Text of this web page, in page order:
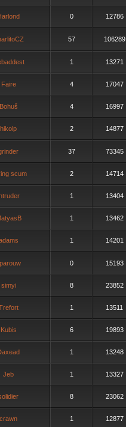
0 12786
57 106289
1 13271
Faire 4 17047
Bohuš 4 16997
hikolp 2 14877
37 73345
scum 2 14714
1 13404
1 13462
1 14201
0 15193
simyi 8 23852
1 13511
Kubis 6 19893
1 13248
Jeb 1 13327
8 23062
crawn 1 12877